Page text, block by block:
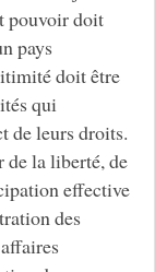
pouvoir doit
pays
doit être
qui
de leurs droits.
de la liberté, de
effective
des